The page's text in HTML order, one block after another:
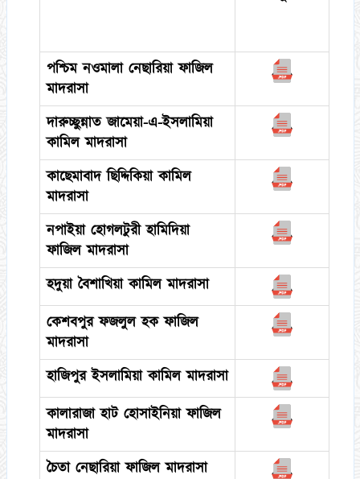
পশ্চিম নওমালা নেছারিয়া ফাজিল
মাদরাসা
দারুচ্ছুন্নাত জামেয়া-এ-ইসলামিয়া
কামিল মাদরাসা
কাছেমাবাদ ছিদ্দিকিয়া কামিল
মাদরাসা
নপাইয়া হোগলটুরী হামিদিয়া
ফাজিল মাদরাসা
হদুয়া বৈশাখিয়া কামিল মাদরাসা
কেশবপুর ফজলুল হক ফাজিল
মাদরাসা
হাজিপুর ইসলামিয়া কামিল মাদরাসা
কালারাজা হাট হোসাইনিয়া ফাজিল
মাদরাসা
চৈতা নেছারিয়া ফাজিল মাদরাসা